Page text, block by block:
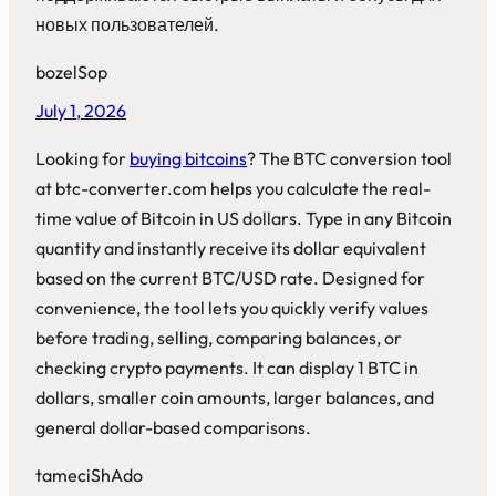
новых пользователей.
bozelSop
July 1, 2026
Looking for buying bitcoins? The BTC conversion tool
at btc-converter.com helps you calculate the real-
time value of Bitcoin in US dollars. Type in any Bitcoin
quantity and instantly receive its dollar equivalent
based on the current BTC/USD rate. Designed for
convenience, the tool lets you quickly verify values
before trading, selling, comparing balances, or
checking crypto payments. It can display 1 BTC in
dollars, smaller coin amounts, larger balances, and
general dollar-based comparisons.
tameciShAdo